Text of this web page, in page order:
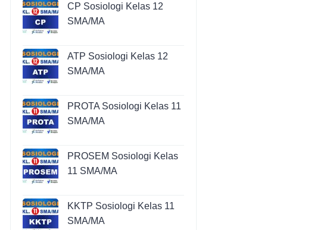
CP Sosiologi Kelas 12
SMA/MA
ATP Sosiologi Kelas 12
SMA/MA
PROTA Sosiologi Kelas 11
SMA/MA
PROSEM Sosiologi Kelas
11 SMA/MA
KKTP Sosiologi Kelas 11
SMA/MA